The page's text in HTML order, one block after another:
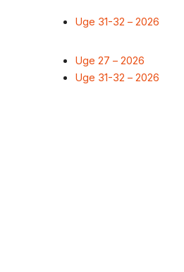
Uge 31-32 – 2026
Uge 27 – 2026
Uge 31-32 – 2026